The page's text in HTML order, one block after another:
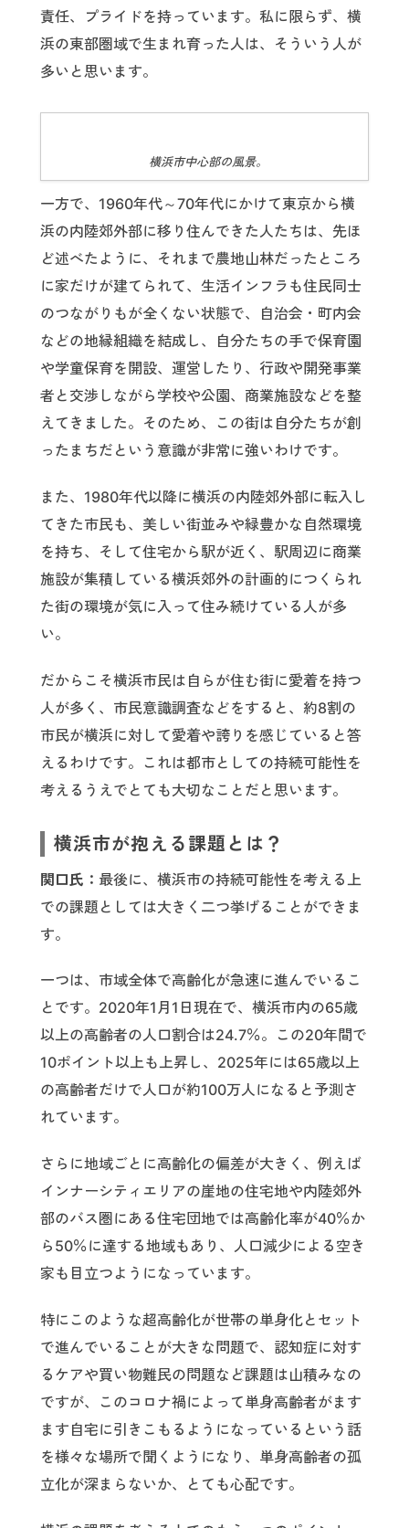
責任、プライドを持っています。私に限らず、横
浜の東部圏域で生まれ育った人は、そういう人が
多いと思います。
横浜市中心部の風景。
一方で、1960年代～70年代にかけて東京から横
浜の内陸郊外部に移り住んできた人たちは、先ほ
ど述べたように、それまで農地山林だったところ
に家だけが建てられて、生活インフラも住民同士
のつながりもが全くない状態で、自治会・町内会
などの地縁組織を結成し、自分たちの手で保育園
や学童保育を開設、運営したり、行政や開発事業
者と交渉しながら学校や公園、商業施設などを整
えてきました。そのため、この街は自分たちが創
ったまちだという意識が非常に強いわけです。
また、1980年代以降に横浜の内陸郊外部に転入し
てきた市民も、美しい街並みや緑豊かな自然環境
を持ち、そして住宅から駅が近く、駅周辺に商業
施設が集積している横浜郊外の計画的につくられ
た街の環境が気に入って住み続けている人が多
い。
だからこそ横浜市民は自らが住む街に愛着を持つ
人が多く、市民意識調査などをすると、約8割の
市民が横浜に対して愛着や誇りを感じていると答
えるわけです。これは都市としての持続可能性を
考えるうえでとても大切なことだと思います。
横浜市が抱える課題とは？
関口氏： 最後に、横浜市の持続可能性を考える上
での課題としては大きく二つ挙げることができま
す。
一つは、市域全体で高齢化が急速に進んでいるこ
とです。2020年1月1日現在で、横浜市内の65歳
以上の高齢者の人口割合は24.7％。この20年間で
10ポイント以上も上昇し、2025年には65歳以上
の高齢者だけで人口が約100万人になると予測さ
れています。
さらに地域ごとに高齢化の偏差が大きく、例えば
インナーシティエリアの崖地の住宅地や内陸郊外
部のバス圏にある住宅団地では高齢化率が40％か
ら50％に達する地域もあり、人口減少による空き
家も目立つようになっています。
特にこのような超高齢化が世帯の単身化とセット
で進んでいることが大きな問題で、認知症に対す
るケアや買い物難民の問題など課題は山積みなの
ですが、このコロナ禍によって単身高齢者がます
ます自宅に引きこもるようになっているという話
を様々な場所で聞くようになり、単身高齢者の孤
立化が深まらないか、とても心配です。